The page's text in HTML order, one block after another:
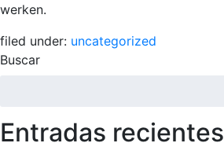
werken.
filed under: uncategorized
Buscar
Entradas recientes